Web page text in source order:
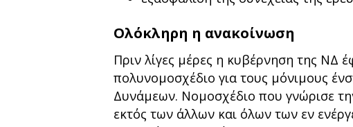
Ολόκληρη η ανακοίνωση
Πριν λίγες μέρες η κυβέρνηση της ΝΔ
πολυνομοσχέδιο για τους μόνιμους
Δυνάμεων. Νομοσχέδιο που γνώρισε
εκτός των άλλων και όλων των εν